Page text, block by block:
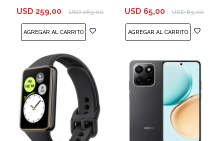
USD 259,00 USD 269,00 USD 65,00 USD 69,00
COMPARAR